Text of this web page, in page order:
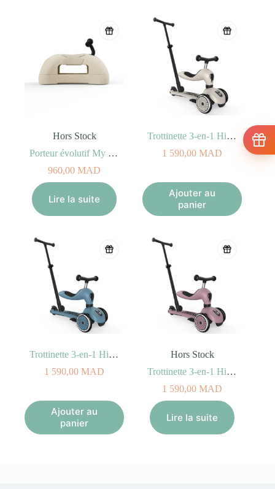
Hors Stock
Porteur évolutif My First Sable
960,00 MAD
Lire la suite
Trottinette 3-en-1 Highwaykick 1 Push and Go – Ash
1 590,00 MAD
Ajouter au
panier
Trottinette 3-en-1 Highwaykick 1 Push and Go – Steel
1 590,00 MAD
Ajouter au
panier
Hors Stock
Trottinette 3-en-1 Highwaykick 1 Push and Go – Wildberry
1 590,00 MAD
Lire la suite